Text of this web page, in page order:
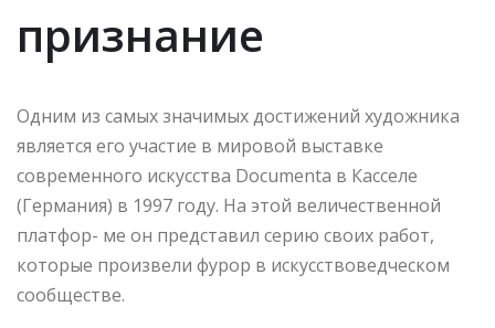
признание
Одним из самых значимых достижений художника
является его участие в мировой выставке
современного искусства Documenta в Касселе
(Германия) в 1997 году. На этой величественной
платфор- ме он представил серию своих работ,
которые произвели фурор в искусствоведческом
сообществе.